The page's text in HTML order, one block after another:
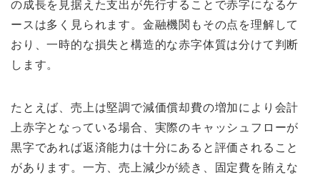
の成長を見据えた支出が先行することで赤字になるケ
ースは多く見られます。金融機関もその点を理解して
おり、一時的な損失と構造的な赤字体質は分けて判断
します。
たとえば、売上は堅調で減価償却費の増加により会計
上赤字となっている場合、実際のキャッシュフローが
黒字であれば返済能力は十分にあると評価されること
があります。一方、売上減少が続き、固定費を賄えな